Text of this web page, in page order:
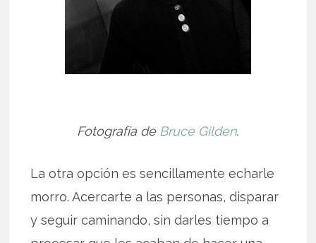
Fotografía deBruce Gilden.
La otra opción es sencillamente echarle
morro. Acercarte a las personas, disparar
y seguir caminando, sin darles tiempo a